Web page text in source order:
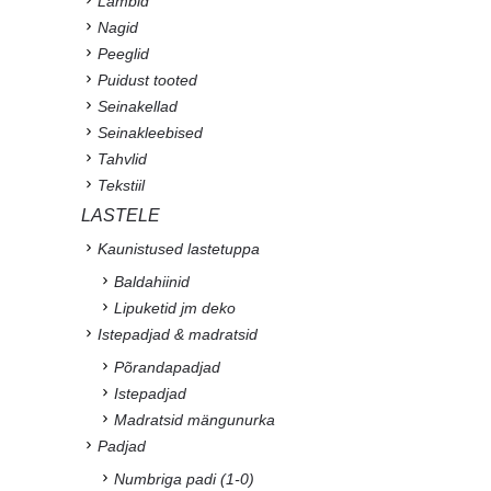
Nagid
Peeglid
Puidust tooted
Seinakellad
Seinakleebised
Tahvlid
Tekstiil
LASTELE
Kaunistused lastetuppa
Baldahiinid
Lipuketid jm deko
Istepadjad & madratsid
Põrandapadjad
Istepadjad
Madratsid mängunurka
Padjad
Numbriga padi (1-0)